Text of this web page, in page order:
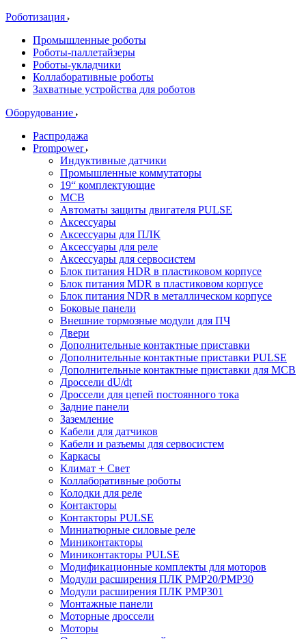
Роботизация
Промышленные роботы
Роботы-паллетайзеры
Роботы-укладчики
Коллаборативные роботы
Захватные устройства для роботов
Оборудование
Распродажа
Prompower
Индуктивные датчики
Промышленные коммутаторы
19“ комплектующие
MCB
Автоматы защиты двигателя PULSE
Аксессуары
Аксессуары для ПЛК
Аксессуары для реле
Аксессуары для сервосистем
Блок питания HDR в пластиковом корпусе
Блок питания MDR в пластиковом корпусе
Блок питания NDR в металлическом корпусе
Боковые панели
Внешние тормозные модули для ПЧ
Двери
Дополнительные контактные приставки
Дополнительные контактные приставки PULSE
Дополнительные контактные приставки для MCB
Дроссели dU/dt
Дроссели для цепей постоянного тока
Задние панели
Заземление
Кабели для датчиков
Кабели и разъемы для сервосистем
Каркасы
Климат + Свет
Коллаборативные роботы
Колодки для реле
Контакторы
Контакторы PULSE
Миниатюрные силовые реле
Миниконтакторы
Миниконтакторы PULSE
Модификационные комплекты для моторов
Модули расширения ПЛК PMP20/PMP30
Модули расширения ПЛК PMP301
Монтажные панели
Моторные дроссели
Моторы